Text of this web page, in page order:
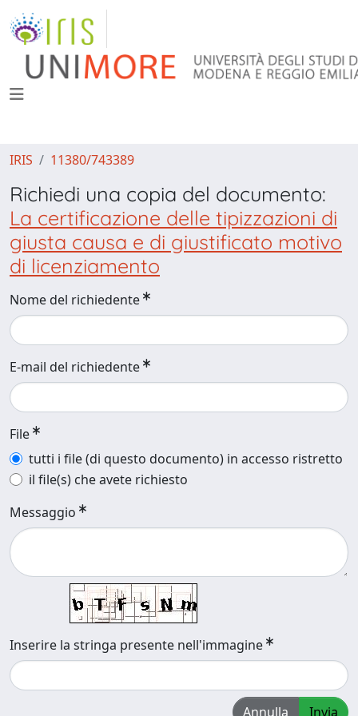
IRIS 11380/743389
Richiedi una copia del documento:
La certificazione delle tipizzazioni di
giusta causa e di giustificato motivo
di licenziamento
Nome del richiedente
E-mail del richiedente
File
tutti i file (di questo documento) in accesso ristretto
il file(s) che avete richiesto
Messaggio
Inserire la stringa presente nell'immagine
Annulla Invia